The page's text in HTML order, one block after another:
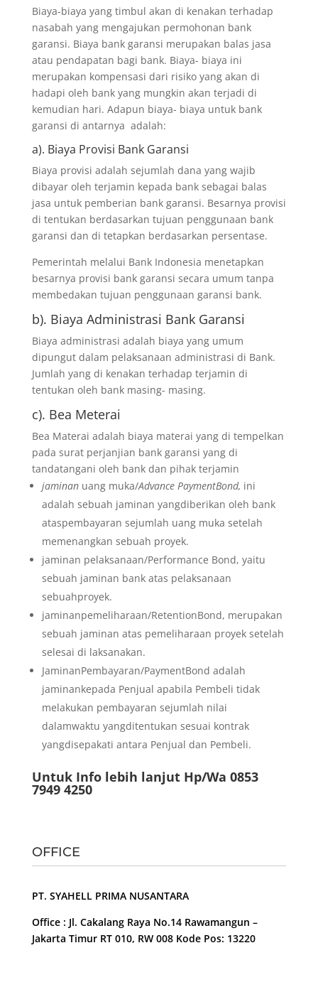
Biaya-biaya yang timbul akan di kenakan terhadap
nasabah yang mengajukan permohonan bank
garansi. Biaya bank garansi merupakan balas jasa
atau pendapatan bagi bank. Biaya- biaya ini
merupakan kompensasi dari risiko yang akan di
hadapi oleh bank yang mungkin akan terjadi di
kemudian hari. Adapun biaya- biaya untuk bank
garansi di antarnya adalah:
a). Biaya Provisi Bank Garansi
Biaya provisi adalah sejumlah dana yang wajib
dibayar oleh terjamin kepada bank sebagai balas
jasa untuk pemberian bank garansi. Besarnya provisi
di tentukan berdasarkan tujuan penggunaan bank
garansi dan di tetapkan berdasarkan persentase.
Pemerintah melalui Bank Indonesia menetapkan
besarnya provisi bank garansi secara umum tanpa
membedakan tujuan penggunaan garansi bank.
b). Biaya Administrasi Bank Garansi
Biaya administrasi adalah biaya yang umum
dipungut dalam pelaksanaan administrasi di Bank.
Jumlah yang di kenakan terhadap terjamin di
tentukan oleh bank masing- masing.
c). Bea Meterai
Bea Materai adalah biaya materai yang di tempelkan
pada surat perjanjian bank garansi yang di
tandatangani oleh bank dan pihak terjamin
jaminan uang muka/Advance PaymentBond, ini
adalah sebuah jaminan yangdiberikan oleh bank
ataspembayaran sejumlah uang muka setelah
memenangkan sebuah proyek.
jaminan pelaksanaan/Performance Bond, yaitu
sebuah jaminan bank atas pelaksanaan
sebuahproyek.
jaminanpemeliharaan/RetentionBond, merupakan
sebuah jaminan atas pemeliharaan proyek setelah
selesai di laksanakan.
JaminanPembayaran/PaymentBond adalah
jaminankepada Penjual apabila Pembeli tidak
melakukan pembayaran sejumlah nilai
dalamwaktu yangditentukan sesuai kontrak
yangdisepakati antara Penjual dan Pembeli.
Untuk Info lebih lanjut Hp/Wa 0853
7949 4250
OFFICE
PT. SYAHELL PRIMA NUSANTARA
Office : Jl. Cakalang Raya No.14 Rawamangun –
Jakarta Timur RT 010, RW 008 Kode Pos: 13220